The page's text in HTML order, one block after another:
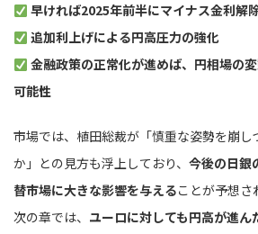
早ければ2025年前半にマイナス金利解
追加利上げによる円高圧力の強化
金融政策の正常化が進めば、円相場の
可能性
市場では、植田総裁が「慎重な姿勢を崩し
か」との見方も浮上しており、 今後の日銀
替市場に大きな影響を与えることが予想さ
次の章では、 ユーロに対しても円高が進